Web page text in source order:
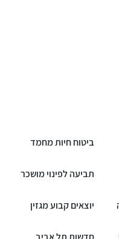
ביטוח חיות מחמד
תביעה לפינוי מושכר
יוצאים קבוע מגזין